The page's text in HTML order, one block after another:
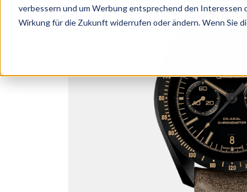
verbessern und um Werbung entsprechend den Interessen
Wirkung für die Zukunft widerrufen oder ändern. Wenn Sie